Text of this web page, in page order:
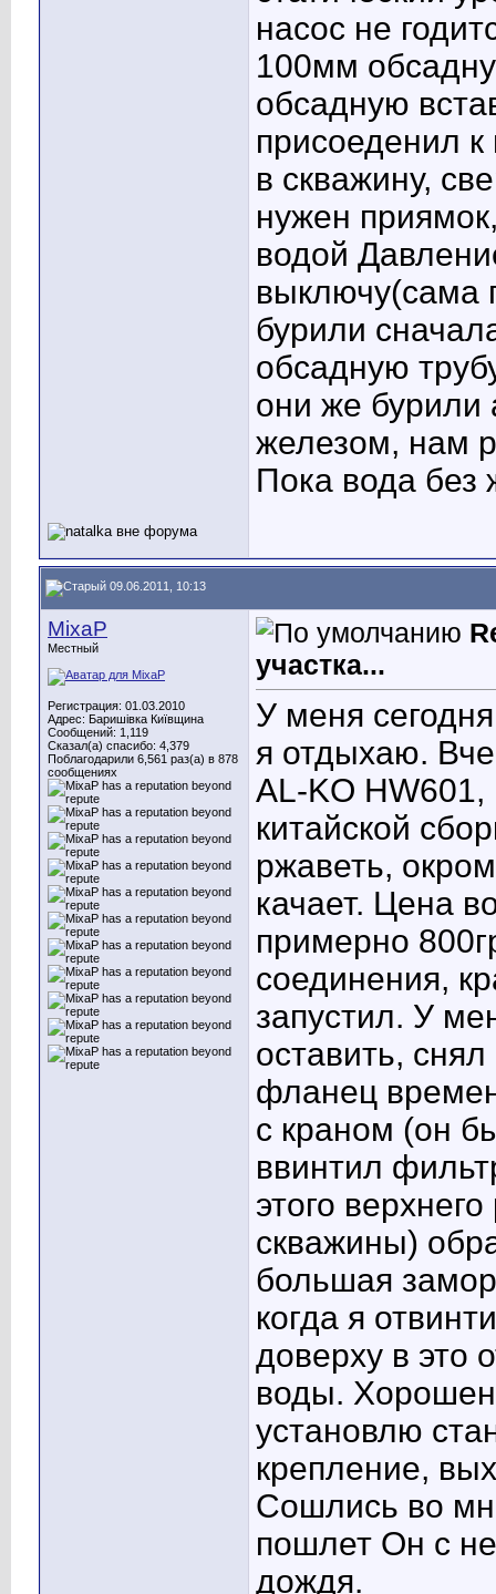
насос не
100мм
обсадную
присоеденил к
в скважину,
нужен
водой
выключу(сама
бурили
обсадную
они же
железом, нам
Пока вода без
09.06.2011, 10:13
MixaP
Местный
Регистрация: 01.03.2010
Адрес: Баришівка Київщина
Сообщений: 1,119
Сказал(а) спасибо: 4,379
Поблагодарили 6,561 раз(а) в 878
сообщениях
участка...
У меня
я отдыхаю.
AL-KO
китайской
ржаветь,
качает. Цена
примерно
соединения,
запустил. У
оставить,
фланец
с краном (он
ввинтил
этого
скважины)
большая
когда я
доверху в это
воды.
установлю
крепление,
Сошлись во
пошлет Он с
дождя.